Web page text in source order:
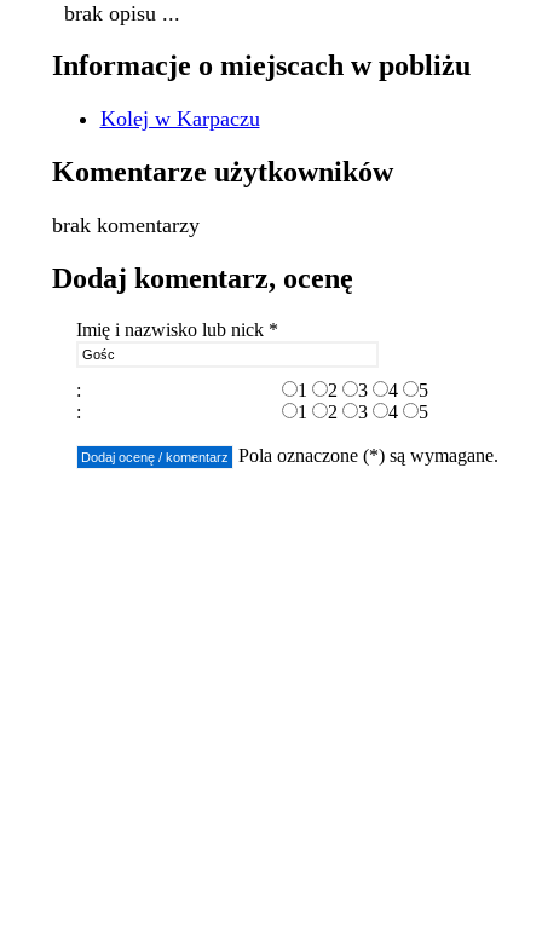
brak opisu ...
Informacje o miejscach w pobliżu
Kolej w Karpaczu
Komentarze użytkowników
brak komentarzy
Dodaj komentarz, ocenę
Imię i nazwisko lub nick *
: 1 2 3 4
5
:
1 2 3 4 5
Pola oznaczone (*) są wymagane.